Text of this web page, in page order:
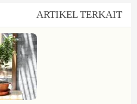
ARTIKEL TERKAIT